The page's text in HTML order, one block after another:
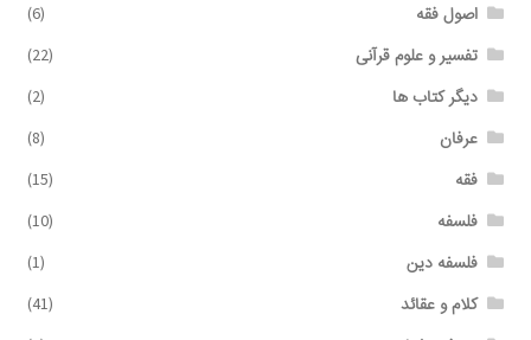
اصول فقه (6)
تفسیر و علوم قرآنی (22)
دیگر کتاب ها (2)
عرفان (8)
فقه (15)
فلسفه (10)
فلسفه دین (1)
کلام و عقائد (41)